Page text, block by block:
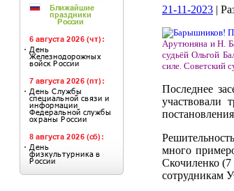
21-11-2023 |
Арутюняна и Н.
судьёй Ольгой
силе. Советский
Последнее
участвовали
много
Скочиленко (7
сотрудникам